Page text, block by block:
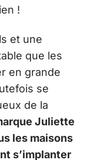
!
et une
que les
en grande
se
de la
Juliette
les maisons
s’implanter